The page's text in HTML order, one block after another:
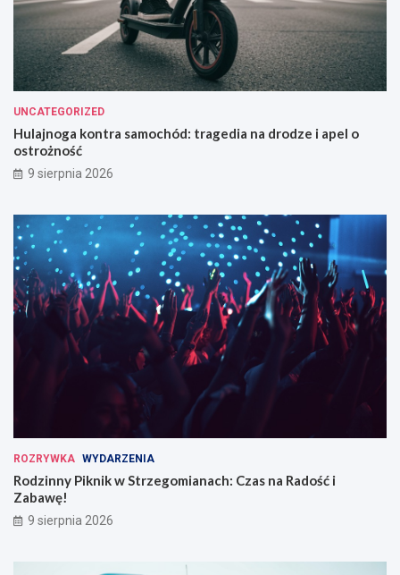
UNCATEGORIZED
Hulajnoga kontra samochód: tragedia na drodze i apel o
ostrożność
9 sierpnia 2026
ROZRYWKA WYDARZENIA
Rodzinny Piknik w Strzegomianach: Czas na Radość i
Zabawę!
9 sierpnia 2026